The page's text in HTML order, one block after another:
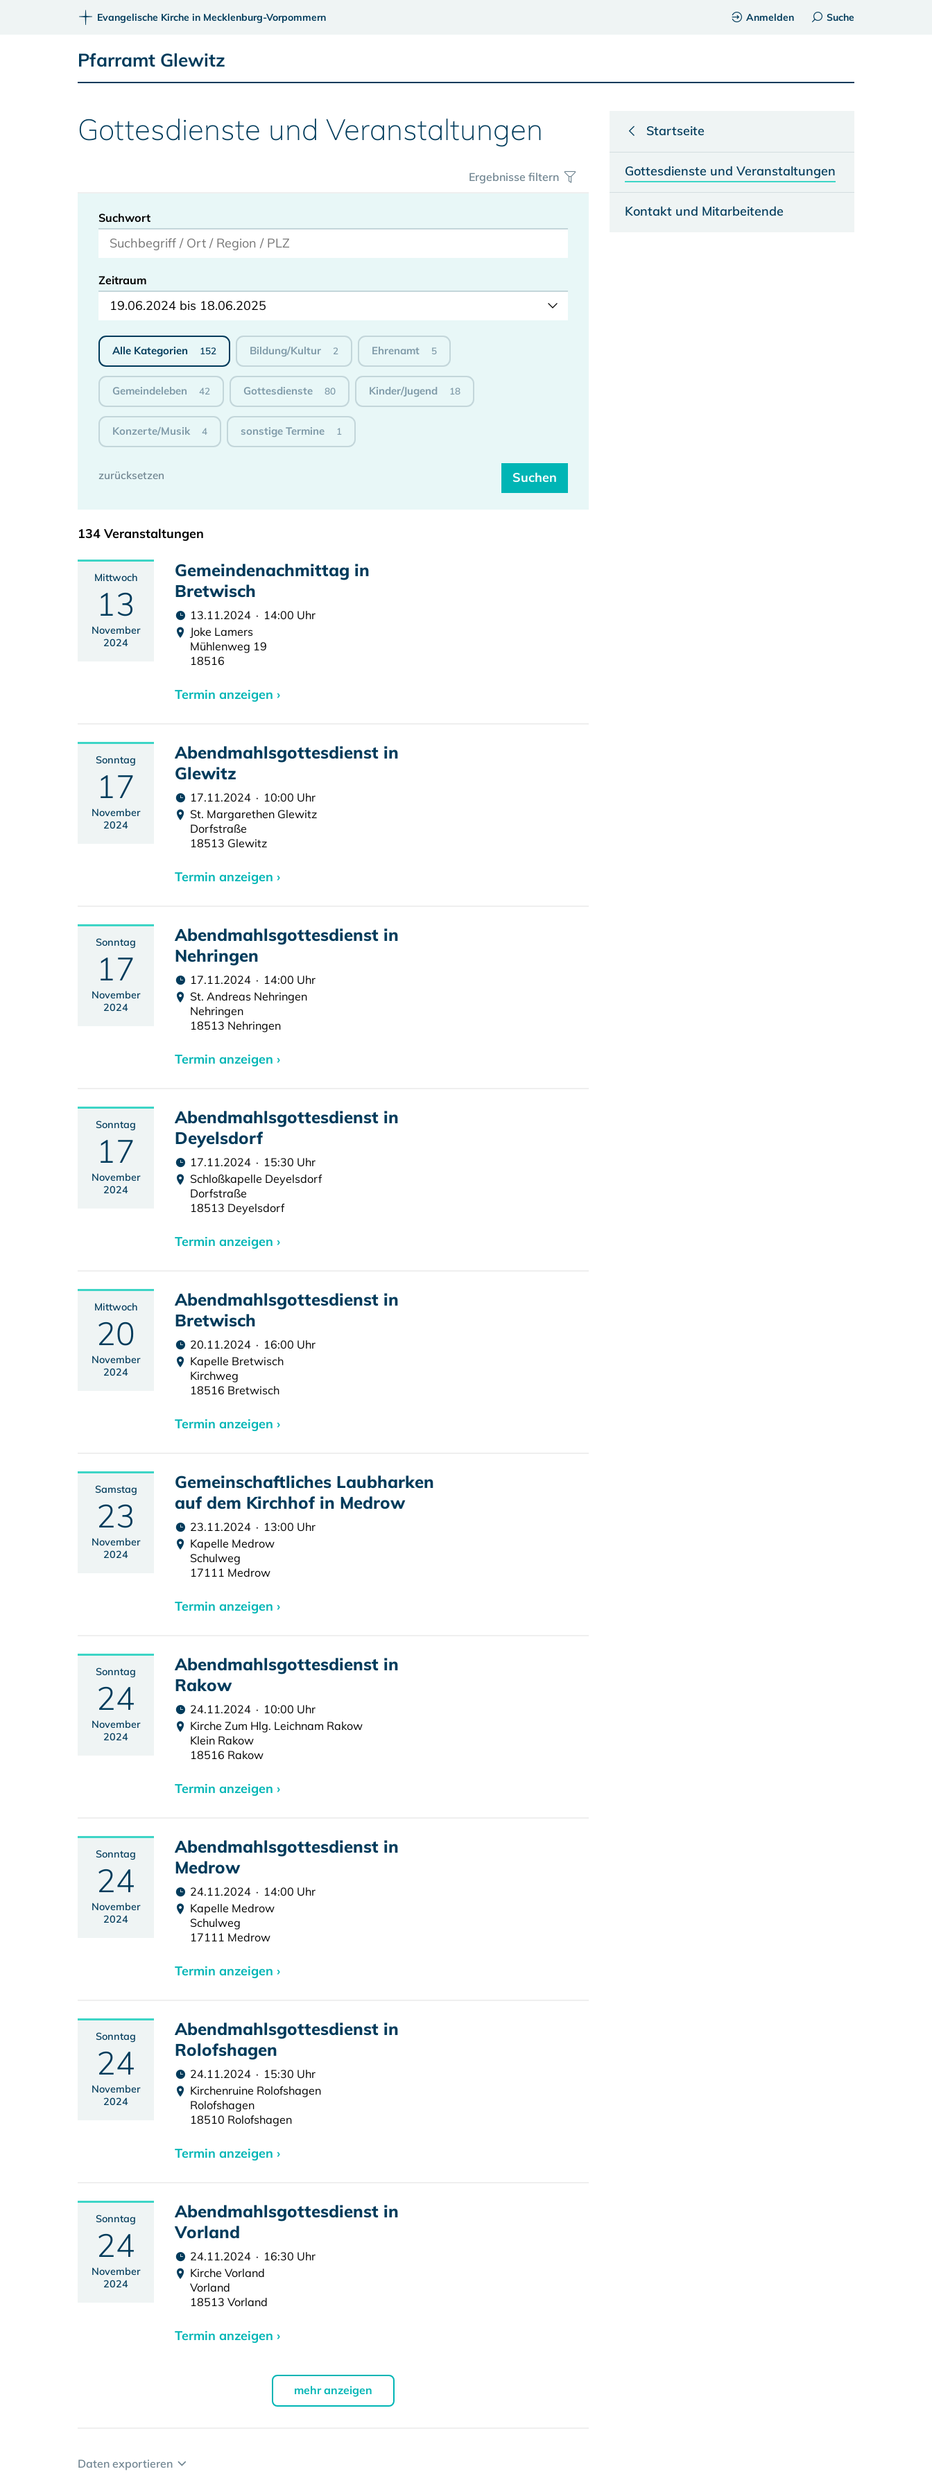
Evangelische Kirche in Mecklenburg-Vorpommern Anmelden Suche
Pfarramt Glewitz
Gottesdienste und Veranstaltungen
Ergebnisse filtern
Suchwort
Zeitraum
19.06.2024 bis 18.06.2025
Alle Kategorien 152 Bildung/Kultur 2 Ehrenamt 5
Gemeindeleben 42 Gottesdienste 80 Kinder/Jugend 18
Konzerte/Musik 4 sonstige Termine 1
134 Veranstaltungen
Mittwoch
13
November
2024
Gemeindenachmittag in
Bretwisch
13.11.2024 · 14:00 Uhr
Joke Lamers
Mühlenweg 19
18516
Termin anzeigen ›
Sonntag
17
November
2024
Abendmahlsgottesdienst in
Glewitz
17.11.2024 · 10:00 Uhr
St. Margarethen Glewitz
Dorfstraße
18513 Glewitz
Termin anzeigen ›
Sonntag
17
November
2024
Abendmahlsgottesdienst in
Nehringen
17.11.2024 · 14:00 Uhr
St. Andreas Nehringen
Nehringen
18513 Nehringen
Termin anzeigen ›
Sonntag
17
November
2024
Abendmahlsgottesdienst in
Deyelsdorf
17.11.2024 · 15:30 Uhr
Schloßkapelle Deyelsdorf
Dorfstraße
18513 Deyelsdorf
Termin anzeigen ›
Mittwoch
20
November
2024
Abendmahlsgottesdienst in
Bretwisch
20.11.2024 · 16:00 Uhr
Kapelle Bretwisch
Kirchweg
18516 Bretwisch
Termin anzeigen ›
Samstag
23
November
2024
Gemeinschaftliches Laubharken
auf dem Kirchhof in Medrow
23.11.2024 · 13:00 Uhr
Kapelle Medrow
Schulweg
17111 Medrow
Termin anzeigen ›
Sonntag
24
November
2024
Abendmahlsgottesdienst in
Rakow
24.11.2024 · 10:00 Uhr
Kirche Zum Hlg. Leichnam Rakow
Klein Rakow
18516 Rakow
Termin anzeigen ›
Sonntag
24
November
2024
Abendmahlsgottesdienst in
Medrow
24.11.2024 · 14:00 Uhr
Kapelle Medrow
Schulweg
17111 Medrow
Termin anzeigen ›
Sonntag
24
November
2024
Abendmahlsgottesdienst in
Rolofshagen
24.11.2024 · 15:30 Uhr
Kirchenruine Rolofshagen
Rolofshagen
18510 Rolofshagen
Termin anzeigen ›
Sonntag
24
November
2024
Abendmahlsgottesdienst in
Vorland
24.11.2024 · 16:30 Uhr
Kirche Vorland
Vorland
18513 Vorland
Termin anzeigen ›
mehr anzeigen
Daten exportieren
Startseite
Gottesdienste und Veranstaltungen
Kontakt und Mitarbeitende